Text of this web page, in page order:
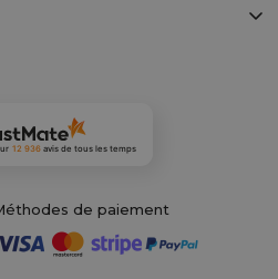
12 936avis de tous les temps
de paiement